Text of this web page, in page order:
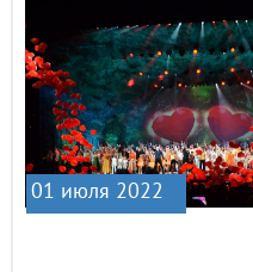
01 июля 2022